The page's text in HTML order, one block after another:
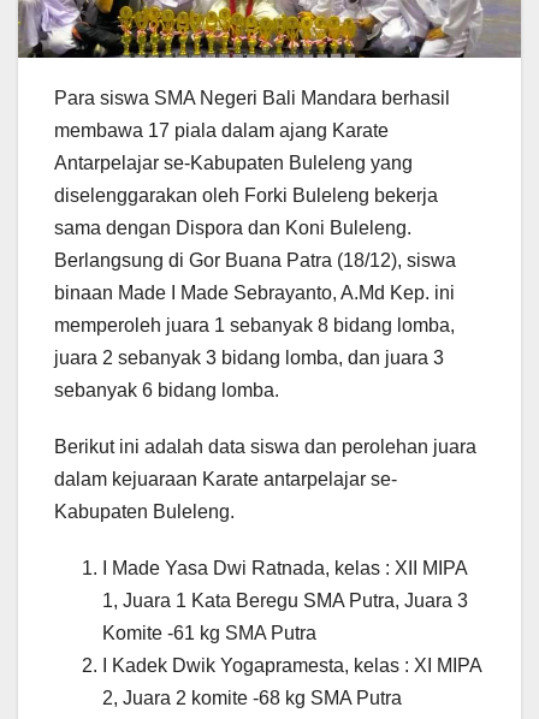
Para siswa SMA Negeri Bali Mandara berhasil
membawa 17 piala dalam ajang Karate
Antarpelajar se-Kabupaten Buleleng yang
diselenggarakan oleh Forki Buleleng bekerja
sama dengan Dispora dan Koni Buleleng.
Berlangsung di Gor Buana Patra (18/12), siswa
binaan Made I Made Sebrayanto, A.Md Kep. ini
memperoleh juara 1 sebanyak 8 bidang lomba,
juara 2 sebanyak 3 bidang lomba, dan juara 3
sebanyak 6 bidang lomba.
Berikut ini adalah data siswa dan perolehan juara
dalam kejuaraan Karate antarpelajar se-
Kabupaten Buleleng.
I Made Yasa Dwi Ratnada, kelas : XII MIPA
1, Juara 1 Kata Beregu SMA Putra, Juara 3
Komite -61 kg SMA Putra
I Kadek Dwik Yogapramesta, kelas : XI MIPA
2, Juara 2 komite -68 kg SMA Putra